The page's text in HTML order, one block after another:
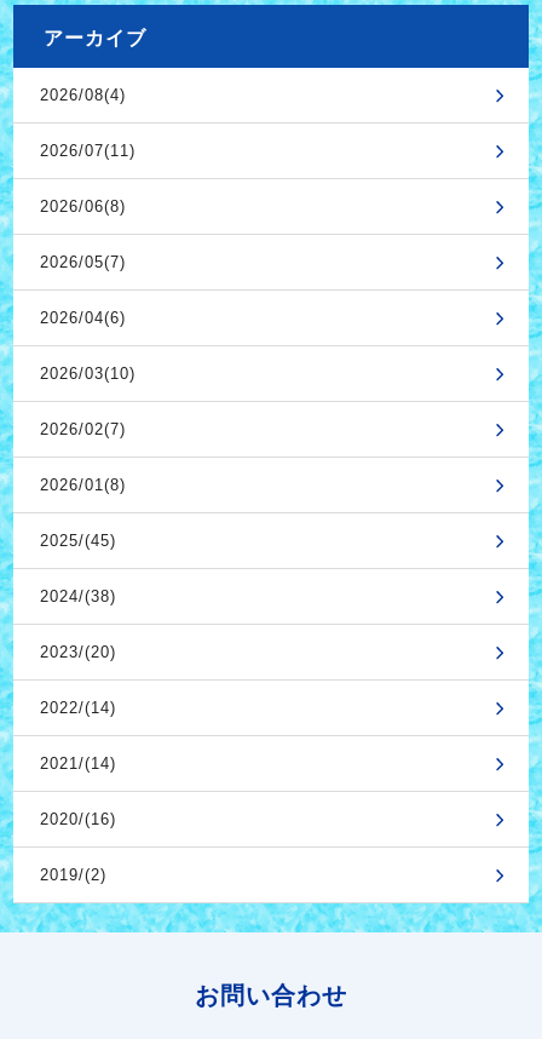
アーカイブ
2026/08(4)
2026/07(11)
2026/06(8)
2026/05(7)
2026/04(6)
2026/03(10)
2026/02(7)
2026/01(8)
2025/(45)
2024/(38)
2023/(20)
2022/(14)
2021/(14)
2020/(16)
2019/(2)
お問い合わせ